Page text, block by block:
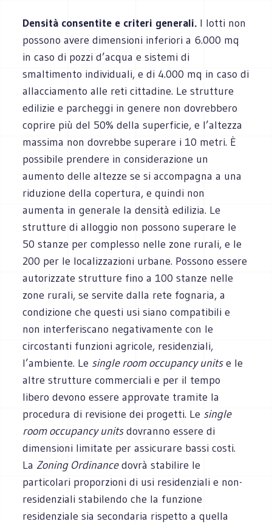
Densità consentite e criteri generali. I lotti non
possono avere dimensioni inferiori a 6.000 mq
in caso di pozzi d’acqua e sistemi di
smaltimento individuali, e di 4.000 mq in caso di
allacciamento alle reti cittadine. Le strutture
edilizie e parcheggi in genere non dovrebbero
coprire più del 50% della superficie, e l’altezza
massima non dovrebbe superare i 10 metri. È
possibile prendere in considerazione un
aumento delle altezze se si accompagna a una
riduzione della copertura, e quindi non
aumenta in generale la densità edilizia. Le
strutture di alloggio non possono superare le
50 stanze per complesso nelle zone rurali, e le
200 per le localizzazioni urbane. Possono essere
autorizzate strutture fino a 100 stanze nelle
zone rurali, se servite dalla rete fognaria, a
condizione che questi usi siano compatibili e
non interferiscano negativamente con le
circostanti funzioni agricole, residenziali,
l’ambiente. Le single room occupancy unitse le
altre strutture commerciali e per il tempo
libero devono essere approvate tramite la
procedura di revisione dei progetti. Le single
room occupancy unitsdovranno essere di
dimensioni limitate per assicurare bassi costi.
LaZoning Ordinancedovrà stabilire le
particolari proporzioni di usi residenziali e non-
residenziali stabilendo che la funzione
residenziale sia secondaria rispetto a quella